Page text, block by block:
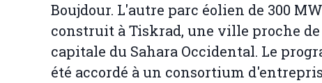
Boujdour. L'autre parc éolien de 300
construit à Tiskrad, une ville proche
capitale du Sahara Occidental. Le
été accordé à un consortium